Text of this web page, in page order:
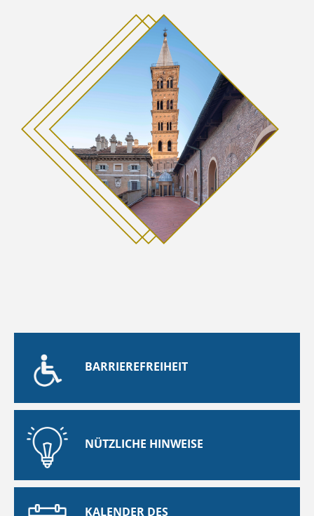
BARRIEREFREIHEIT
NÜTZLICHE HINWEISE
KALENDER DES